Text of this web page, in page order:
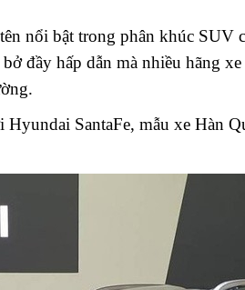
nổi bật trong phân khúc SUV
đầy hấp dẫn mà nhiều hãng
SantaFe, mẫu xe Hàn